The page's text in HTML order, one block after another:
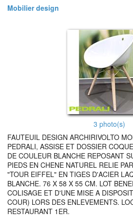
Mobilier design
3 photo(s)
FAUTEUIL DESIGN ARCHIRIVOLTO
PEDRALI, ASSISE ET DOSSIER
DE COULEUR BLANCHE REPOSANT
PIEDS EN CHENE NATUREL RELIE
"TOUR EIFFEL" EN TIGES D'ACIER
BLANCHE. 76 X 58 X 55 CM. LOT
COLISAGE ET D'UNE MISE A
COUR) LORS DES ENLEVEMENTS.
RESTAURANT 1ER.